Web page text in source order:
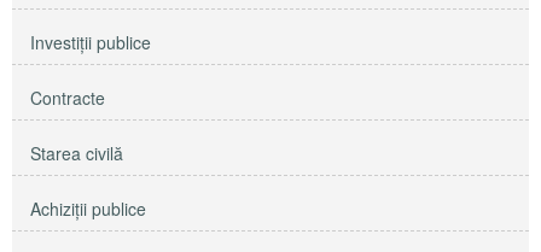
Investiţii publice
Contracte
Starea civilă
Achiziţii publice